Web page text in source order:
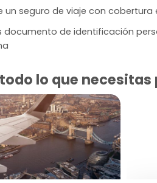
un seguro de viaje con cobertura
documento de identificación
lo que